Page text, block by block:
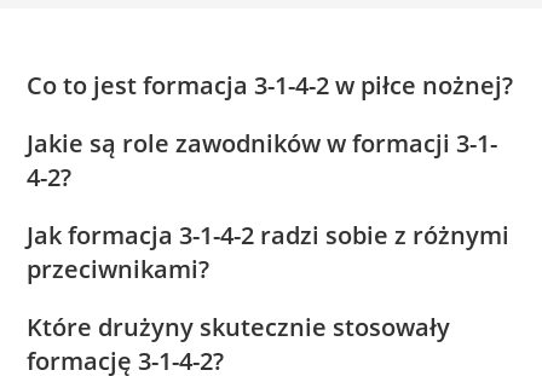
Co to jest formacja 3-1-4-2 w piłce nożnej?
Jakie są role zawodników w formacji 3-1-
4-2?
Jak formacja 3-1-4-2 radzi sobie z różnymi
przeciwnikami?
Które drużyny skutecznie stosowały
formację 3-1-4-2?